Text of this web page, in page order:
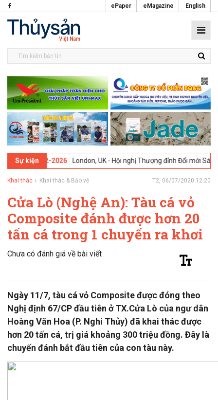
ePaper eMagazine English
Sự kiện
09-02-2026 London, UK - Hội nghị Thượng đỉnh Đổi mới Sáng tạo
Khai thác Khai thác & Bảo vệ T2, 06/07/2020 12:20
Cửa Lò (Nghệ An): Tàu cá vỏ
Composite đánh được hơn 20
tấn cá trong 1 chuyến ra khơi
Chưa có đánh giá về bài viết
Ngày 11/7, tàu cá vỏ Composite được đóng theo
Nghị định 67/CP đầu tiên ở TX.Cửa Lò của ngư dân
Hoàng Văn Hoa (P. Nghi Thủy) đã khai thác được
hơn 20 tấn cá, trị giá khoảng 300 triệu đồng. Đây là
chuyến đánh bắt đầu tiên của con tàu này.